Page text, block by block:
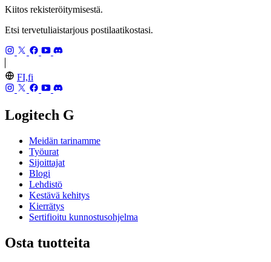
Kiitos rekisteröitymisestä.
Etsi tervetuliaistarjous postilaatikostasi.
FI,fi
Logitech G
Meidän tarinamme
Työurat
Sijoittajat
Blogi
Lehdistö
Kestävä kehitys
Kierrätys
Sertifioitu kunnostusohjelma
Osta tuotteita